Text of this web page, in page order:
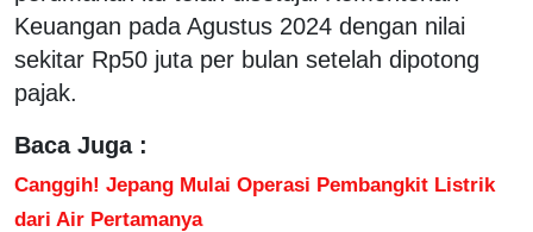
Keuangan pada Agustus 2024 dengan nilai
sekitar Rp50 juta per bulan setelah dipotong
pajak.
Baca Juga :
Canggih! Jepang Mulai Operasi Pembangkit Listrik
dari Air Pertamanya